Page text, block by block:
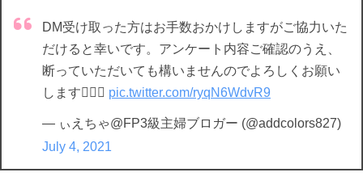
DM受け取った方はお手数おかけしますがご協力いた
だけると幸いです。アンケート内容ご確認のうえ、
断っていただいても構いませんのでよろしくお願い
します🙇🏻‍♀ pic.twitter.com/ryqN6WdvR9
— ぃえちゃ@FP3級主婦ブロガー (@addcolors827)
July 4, 2021